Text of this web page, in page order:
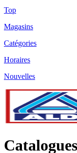
Top
Magasins
Catégories
Horaires
Nouvelles